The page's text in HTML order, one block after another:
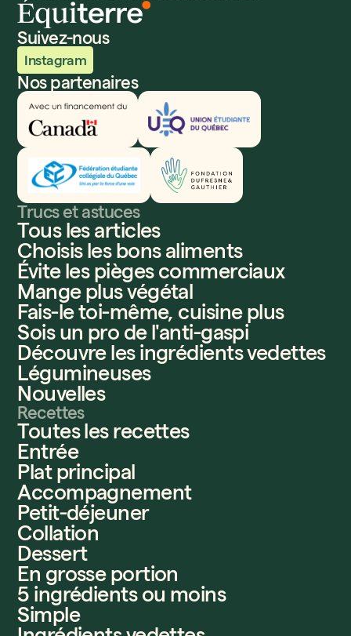
Suivez-nous
Instagram
Nos partenaires
Innovation, Sciences et Développement économique
Union étudiante du Québec
Fédération étudiante collégiale du Québec
Fondation Dufresne et Gauthier
Trucs et astuces
Tous les articles
Choisis les bons aliments
Évite les pièges commerciaux
Mange plus végétal
Fais-le toi-même, cuisine plus
Sois un pro de l'anti-gaspi
Découvre les ingrédients vedettes
Légumineuses
Nouvelles
Recettes
Toutes les recettes
Entrée
Plat principal
Accompagnement
Petit-déjeuner
Collation
Dessert
En grosse portion
5 ingrédients ou moins
Simple